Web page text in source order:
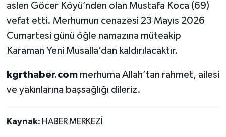
aslen Göcer Köyü’nden olan Mustafa Koca (69)
vefat etti. Merhumun cenazesi 23 Mayıs 2026
Cumartesi günü öğle namazına müteakip
Karaman Yeni Musalla’dan kaldırılacaktır.
kgrthaber.commerhuma Allah’tan rahmet, ailesi
ve yakınlarına başsağlığı dileriz.
Kaynak: HABER MERKEZİ